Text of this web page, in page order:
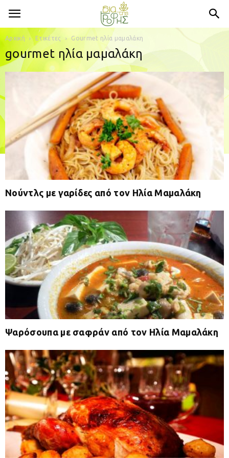
Αρχική Ετικέτες Gourmet ηλία μαμαλάκη
gourmet ηλία μαμαλάκη
Νούντλς με γαρίδες από τον Ηλία Μαμαλάκη
Ψαρόσουπα με σαφράν από τον Ηλία Μαμαλάκη